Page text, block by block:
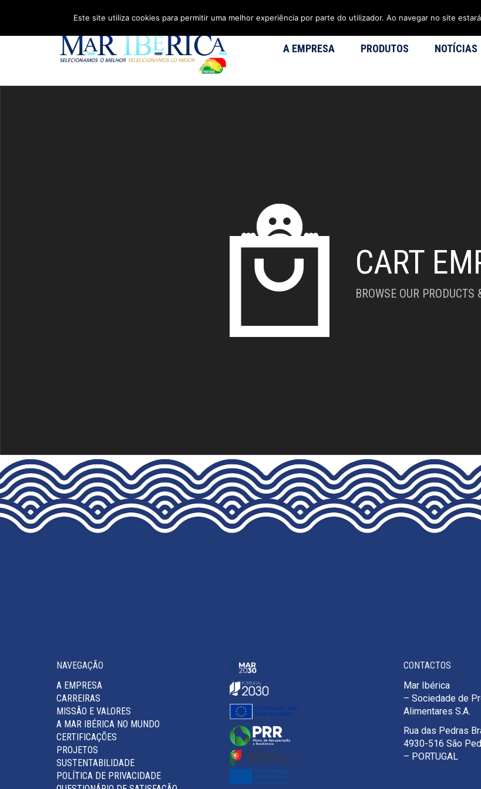
A EMPRESA PRODUTOS NOTÍCIAS
CART
BROWSE OUR
NAVEGAÇÃO
A EMPRESA
CARREIRAS
MISSÃO E VALORES
A MAR IBÉRICA NO MUNDO
CERTIFICAÇÕES
PROJETOS
SUSTENTABILIDADE
POLÍTICA DE PRIVACIDADE
CONTACTOS
Mar Ibérica
– Sociedade de
Alimentares S.A.
Rua das Pedras
4930-516 São
– PORTUGAL
Este site utiliza cookies para permitir uma melhor experiência por parte do utilizador. Ao navegar no site